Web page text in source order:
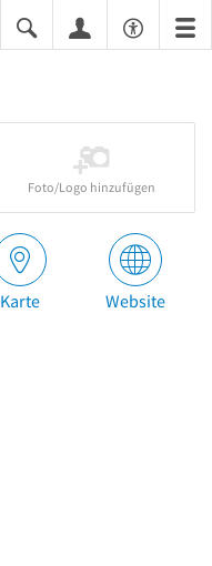
Foto/Logo hinzufügen
Karte Website